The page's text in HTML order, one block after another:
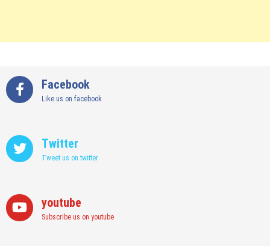
Facebook
Like us on facebook
Twitter
Tweet us on twitter
youtube
Subscribe us on youtube